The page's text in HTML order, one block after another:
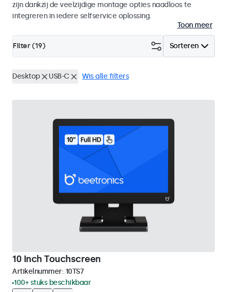
zijn dankzij de veelzijdige montage opties naadloos te
integreren in iedere selfservice oplossing.
Toon meer
Sorteren
Filter (19)
Desktop USB-C Wis alle filters
10 Inch Touchscreen
Artikelnummer: 10TS7
100+ stuks beschikbaar